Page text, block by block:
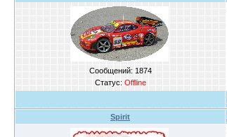
Сообщений: 1874
Статус: Offline
Spirit